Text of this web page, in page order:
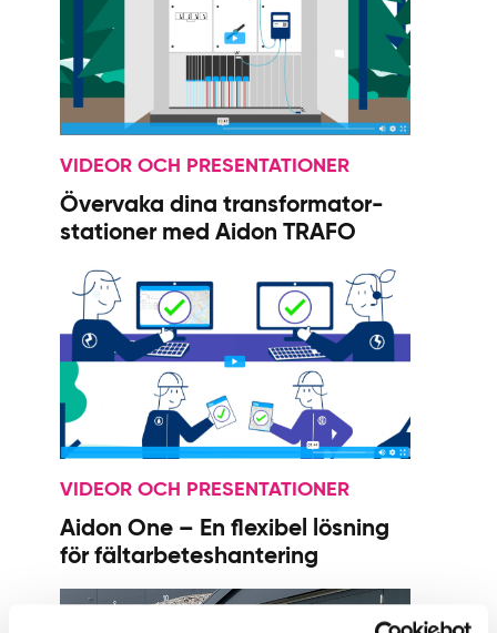
VIDEOR OCH PRESENTATIONER
Övervaka dina transformator­
stationer med Aidon TRAFO
VIDEOR OCH PRESENTATIONER
Aidon One – En flexibel lösning
för fältarbeteshantering